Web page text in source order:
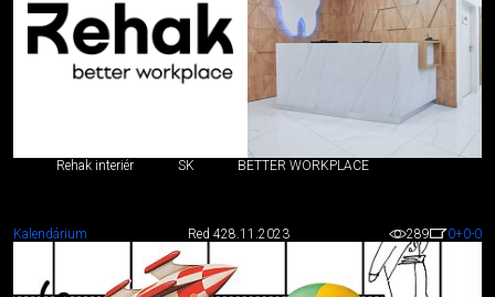
Rehak interiér SK BETTER WORKPLACE
Kalendárium Red 428.11.2023 289 0+0-0